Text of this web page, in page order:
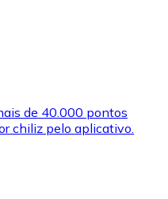
de 40.000 pontos
chiliz pelo aplicativo.